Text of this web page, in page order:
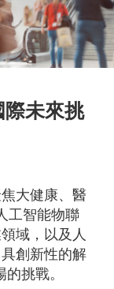
未來挑
大健康、醫
工智能物聯
域，以及人
創新性的解
挑戰。